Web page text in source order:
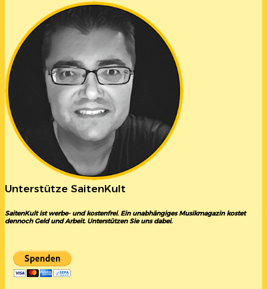
Unterstütze SaitenKult
SaitenKult ist werbe- und kostenfrei. Ein unabhängiges Musikmagazin kostet
dennoch Geld und Arbeit. Unterstützen Sie uns dabei.